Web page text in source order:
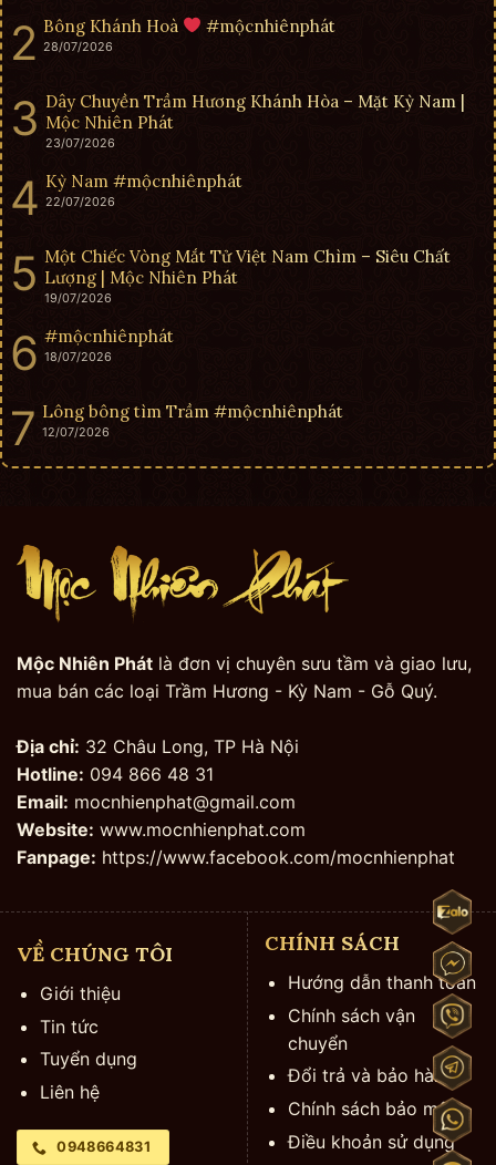
Bông Khánh Hoà #mộcnhiênphát
28/07/2026
Dây Chuyền Trầm Hương Khánh Hòa – Mặt Kỳ Nam |
Mộc Nhiên Phát
23/07/2026
Kỳ Nam #mộcnhiênphát
22/07/2026
Một Chiếc Vòng Mắt Tử Việt Nam Chìm – Siêu Chất
Lượng | Mộc Nhiên Phát
19/07/2026
#mộcnhiênphát
18/07/2026
Lông bông tìm Trầm #mộcnhiênphát
12/07/2026
Mộc Nhiên Phát là đơn vị chuyên sưu tầm và giao lưu,
mua bán các loại Trầm Hương - Kỳ Nam - Gỗ Quý.
Địa chỉ: 32 Châu Long, TP Hà Nội
Hotline: 094 866 48 31
Email: mocnhienphat@gmail.com
Website: www.mocnhienphat.com
Fanpage: https://www.facebook.com/mocnhienphat
VỀ CHÚNG TÔI
Giới thiệu
Tin tức
Tuyển dụng
Liên hệ
0948664831
CHÍNH SÁCH
Hướng dẫn thanh toán
Chính sách vận
chuyển
Đổi trả và bảo hành
Chính sách bảo mật
Điều khoản sử dụng